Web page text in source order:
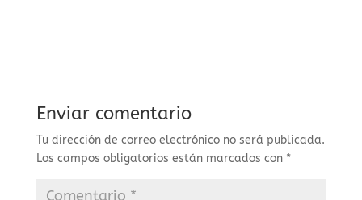
Enviar comentario
Tu dirección de correo electrónico no será publicada.
Los campos obligatorios están marcados con *